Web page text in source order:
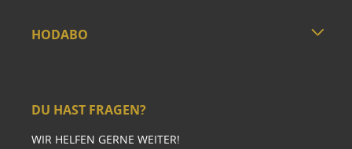
HODABO
DU HAST FRAGEN?
WIR HELFEN GERNE WEITER!